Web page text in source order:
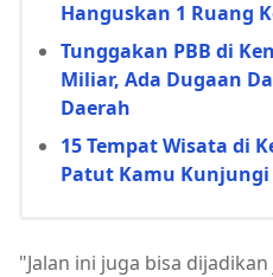
Hanguskan 1 Ruang
Tunggakan PBB di
Miliar, Ada Dugaan
Daerah
15 Tempat Wisata di
Patut Kamu Kunjungi
"Jalan ini juga bisa